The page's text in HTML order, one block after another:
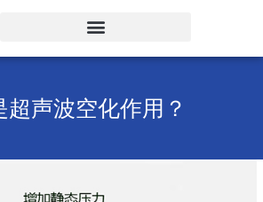
超声波空化作用？